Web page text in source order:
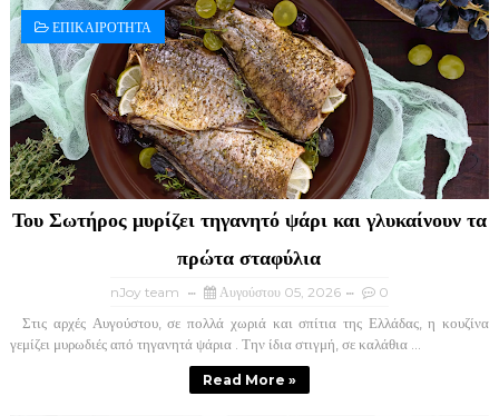
ΕΠΙΚΑΙΡΟΤΗΤΑ
Του Σωτήρος μυρίζει τηγανητό ψάρι και γλυκαίνουν τα
πρώτα σταφύλια
nJoy team Αυγούστου 05, 2026 0
Στις αρχές Αυγούστου, σε πολλά χωριά και σπίτια της Ελλάδας, η κουζίνα
γεμίζει μυρωδιές από τηγανητά ψάρια . Την ίδια στιγμή, σε καλάθια ...
Read More »